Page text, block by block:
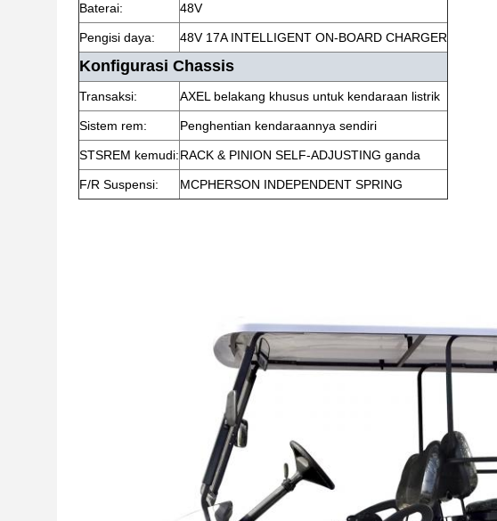
Baterai: 48V
Pengisi daya: 48V 17A INTELLIGENT ON-BOARD CHARGER
Konfigurasi Chassis
Transaksi: AXEL belakang khusus untuk kendaraan listrik
Sistem rem: Penghentian kendaraannya sendiri
STSREM kemudi:RACK & PINION SELF-ADJUSTING ganda
F/R Suspensi: MCPHERSON INDEPENDENT SPRING